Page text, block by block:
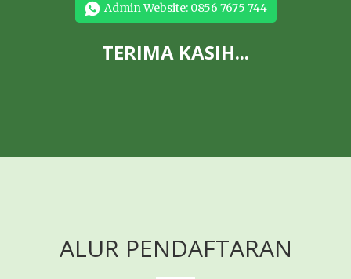
Admin Website: 0856 7675 744
TERIMA KASIH...
ALUR PENDAFTARAN